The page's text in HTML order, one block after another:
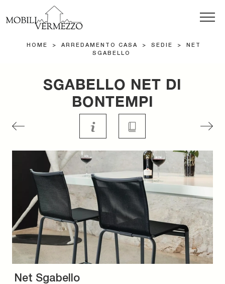
HOME > ARREDAMENTO CASA > SEDIE >
NET
SGABELLO
SGABELLO NET DI
BONTEMPI
Net Sgabello